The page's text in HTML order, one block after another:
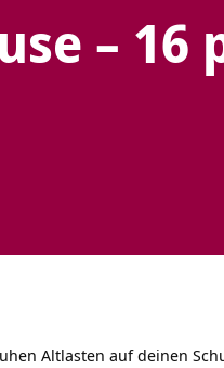
– 16
Altlasten auf deinen